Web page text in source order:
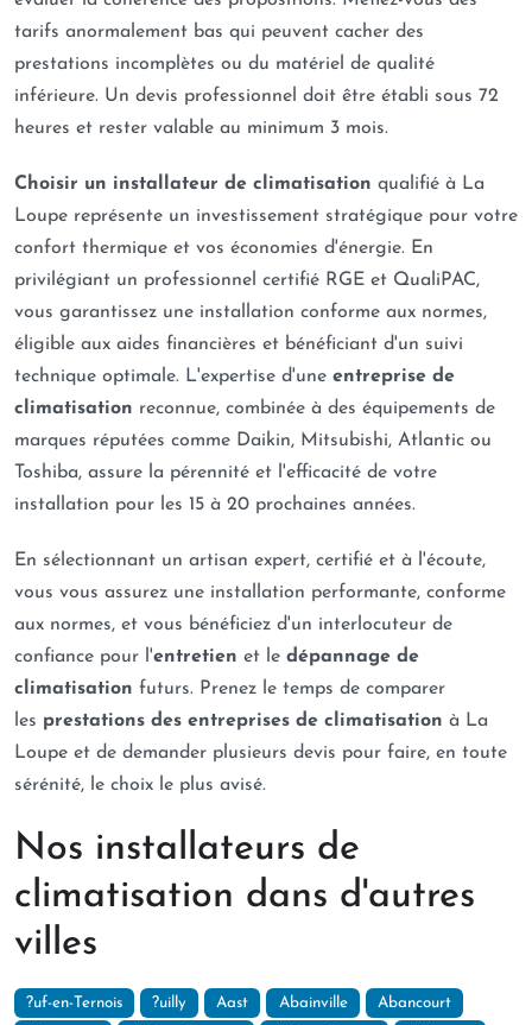
tarifs anormalement bas qui peuvent cacher des
prestations incomplètes ou du matériel de qualité
inférieure. Un devis professionnel doit être établi sous 72
heures et rester valable au minimum 3 mois.
Choisir un installateur de climatisation qualifié à La
Loupe représente un investissement stratégique pour votre
confort thermique et vos économies d'énergie. En
privilégiant un professionnel certifié RGE et QualiPAC,
vous garantissez une installation conforme aux normes,
éligible aux aides financières et bénéficiant d'un suivi
technique optimale. L'expertise d'une entreprise de
climatisation reconnue, combinée à des équipements de
marques réputées comme Daikin, Mitsubishi, Atlantic ou
Toshiba, assure la pérennité et l'efficacité de votre
installation pour les 15 à 20 prochaines années.
En sélectionnant un artisan expert, certifié et à l'écoute,
vous vous assurez une installation performante, conforme
aux normes, et vous bénéficiez d'un interlocuteur de
confiance pour l'entretien et le dépannage de
climatisation futurs. Prenez le temps de comparer
les prestations des entreprises de climatisation à La
Loupe et de demander plusieurs devis pour faire, en toute
sérénité, le choix le plus avisé.
Nos installateurs de
climatisation dans d'autres
villes
?uf-en-Ternois ?uilly Aast Abainville Abancourt